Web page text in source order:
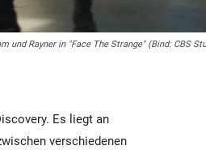
und Rayner in "Face The Strange" (Bind: CBS
Es liegt an
verschiedenen